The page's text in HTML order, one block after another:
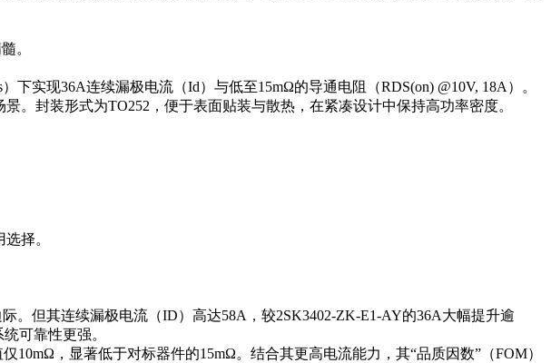
。
实现36A连续漏极电流（Id）与低至15mΩ的导通电阻（RDS(on) @10V, 18A）。
。封装形式为TO252，便于表面贴装与散热，在紧凑设计中保持高功率密度。
择。
。但其连续漏极电流（ID）高达58A，较2SK3402-ZK-E1-AY的36A大幅提升逾
可靠性更强。
，显著低于对标器件的15mΩ。结合其更高电流能力，其“品质因数”（FOM）